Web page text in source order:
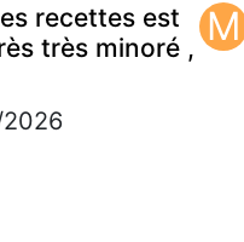
recettes est
très minoré , M